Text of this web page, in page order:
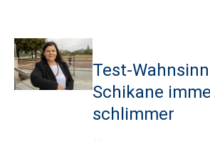
Test-
Schikane
schlimmer